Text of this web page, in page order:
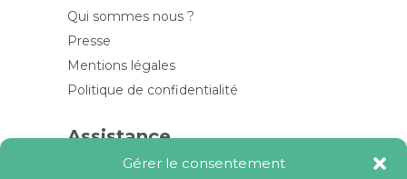
Gérer le consentement
Qui sommes nous ?
Presse
Mentions légales
Politique de confidentialité
Assistance
Contactez-nous